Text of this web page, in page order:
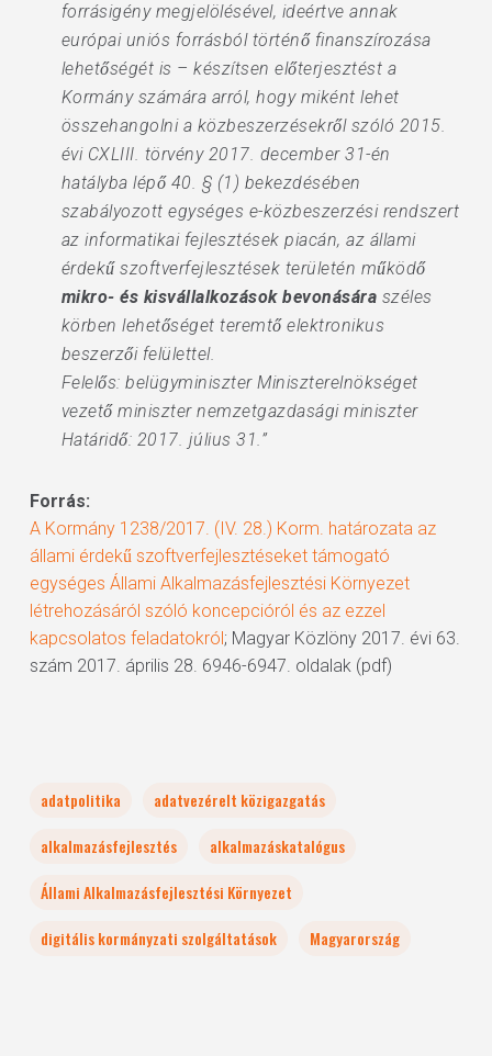
forrásigény megjelölésével, ideértve annak
európai uniós forrásból történő finanszírozása
lehetőségét is – készítsen előterjesztést a
Kormány számára arról, hogy miként lehet
összehangolni a közbeszerzésekről szóló 2015.
évi CXLIII. törvény 2017. december 31-én
hatályba lépő 40. § (1) bekezdésében
szabályozott egységes e-közbeszerzési rendszert
az informatikai fejlesztések piacán, az állami
érdekű szoftverfejlesztések területén működő
mikro- és kisvállalkozások bevonására széles
körben lehetőséget teremtő elektronikus
beszerzői felülettel.
Felelős: belügyminiszter Miniszterelnökséget
vezető miniszter nemzetgazdasági miniszter
Határidő: 2017. július 31.”
Forrás:
A Kormány 1238/2017. (IV. 28.) Korm. határozata az
állami érdekű szoftverfejlesztéseket támogató
egységes Állami Alkalmazásfejlesztési Környezet
létrehozásáról szóló koncepcióról és az ezzel
kapcsolatos feladatokról; Magyar Közlöny 2017. évi 63.
szám 2017. április 28. 6946-6947. oldalak (pdf)
adatpolitika
adatvezérelt közigazgatás
alkalmazásfejlesztés
alkalmazáskatalógus
Állami Alkalmazásfejlesztési Környezet
digitális kormányzati szolgáltatások
Magyarország